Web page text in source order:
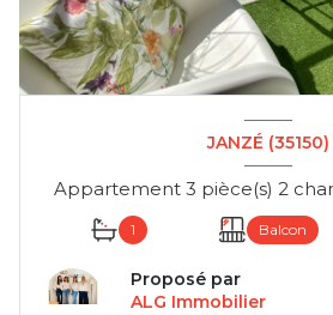
JANZÉ (35150)
1 Balcon
Proposé par
ALG Immobilier